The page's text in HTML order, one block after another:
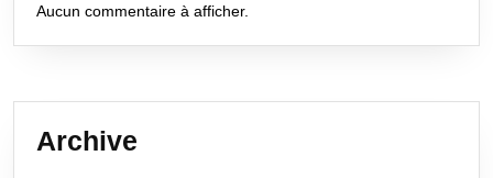
Aucun commentaire à afficher.
Archive